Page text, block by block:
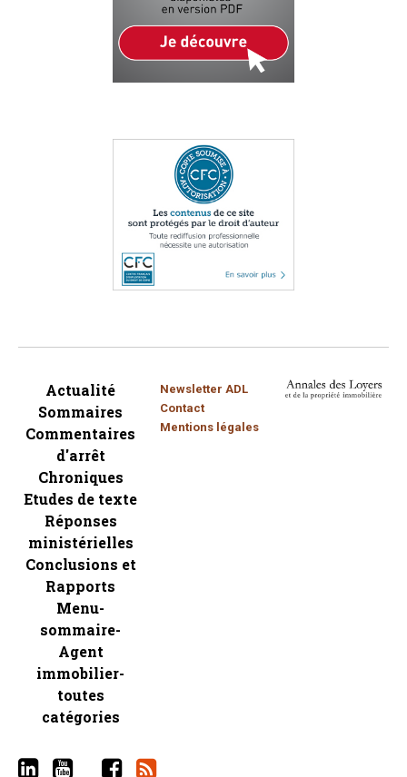
Actualité
Sommaires
Commentaires
d'arrêt
Chroniques
Etudes de texte
Réponses
ministérielles
Conclusions et
Rapports
Menu-
sommaire-
Agent
immobilier-
toutes
catégories
Newsletter ADL
Contact
Mentions légales